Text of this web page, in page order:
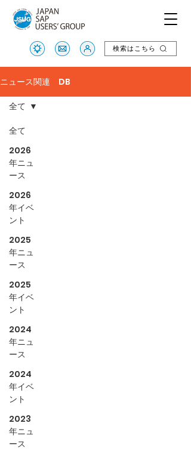
検索はこちら
検索はこちら
ニュース関連 DB
全て
2026
年ニュ
ース
2026
年イベ
ント
2025
年ニュ
ース
2025
年イベ
ント
2024
年ニュ
ース
2024
年イベ
ント
2023
年ニュ
ース
全て